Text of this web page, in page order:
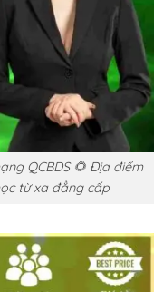
QCBDS 🌻 Địa điểm
từ xa đẳng cấp